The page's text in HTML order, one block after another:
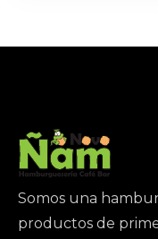
Somos una
productos de